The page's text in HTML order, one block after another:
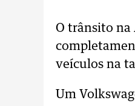
O trânsito na
veículos na
Um